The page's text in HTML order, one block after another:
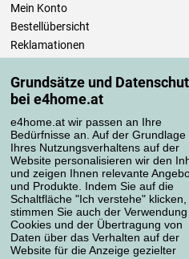
Grundsätze und
bei e4home.at
e4home.at wir passen an Ihre
Bedürfnisse an. Auf der Grundlage
Ihres Nutzungsverhaltens auf der
Website personalisieren wir den
und zeigen Ihnen relevante
und Produkte. Indem Sie auf die
Schaltfläche "Ich verstehe" klicken,
stimmen Sie auch der
Cookies und der Übertragung von
Daten über das Verhalten auf der
Website für die Anzeige gezielter
Mein Konto
Bestellübersicht
Reklamationen
Einfach mehr wissen
Richtlinien zur Verarbeitung von
Transportarten
Zahlungsmethoden